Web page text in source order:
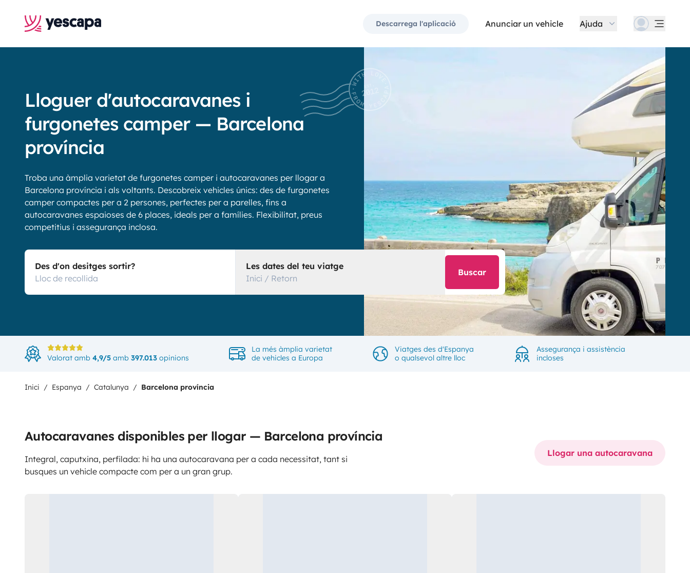
Descarrega l'aplicació Anunciar un vehicle Ajuda
Lloguer d'autocaravanes i
furgonetes camper — Barcelona
província
Troba una àmplia varietat de furgonetes camper i autocaravanes per llogar a
Barcelona província i als voltants. Descobreix vehicles únics: des de furgonetes
camper compactes per a 2 persones, perfectes per a parelles, fins a
autocaravanes espaioses de 6 places, ideals per a famílies. Flexibilitat, preus
competitius i assegurança inclosa.
Des d'on desitges sortir?
Les dates del teu viatge
Inici / Retorn
Buscar
Valorat amb 4,9/5 amb 397.013 opinions
La més àmplia varietat
de vehicles a Europa
Viatges des d'Espanya
o qualsevol altre lloc
Assegurança i assistència
incloses
Inici Espanya Catalunya Barcelona província
Autocaravanes disponibles per llogar — Barcelona província
Integral, caputxina, perfilada: hi ha una autocaravana per a cada necessitat, tant si
busques un vehicle compacte com per a un gran grup.
Llogar una autocaravana